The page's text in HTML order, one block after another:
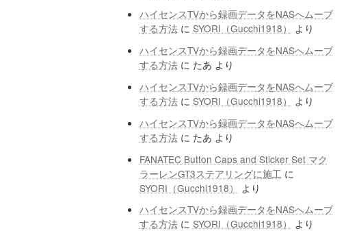
ハイセンスTVから録画データをNASへムーブ
する方法に SYORI（Gucchi1918）
より
ハイセンスTVから録画データをNASへムーブ
する方法に たあ より
ハイセンスTVから録画データをNASへムーブ
する方法に SYORI（Gucchi1918）
より
ハイセンスTVから録画データをNASへムーブ
する方法に たあ より
FANATEC Button Caps and Sticker Set マク
ラーレンGT3ステアリングに施工 に
SYORI（Gucchi1918）
より
ハイセンスTVから録画データをNASへムーブ
する方法に SYORI（Gucchi1918） より